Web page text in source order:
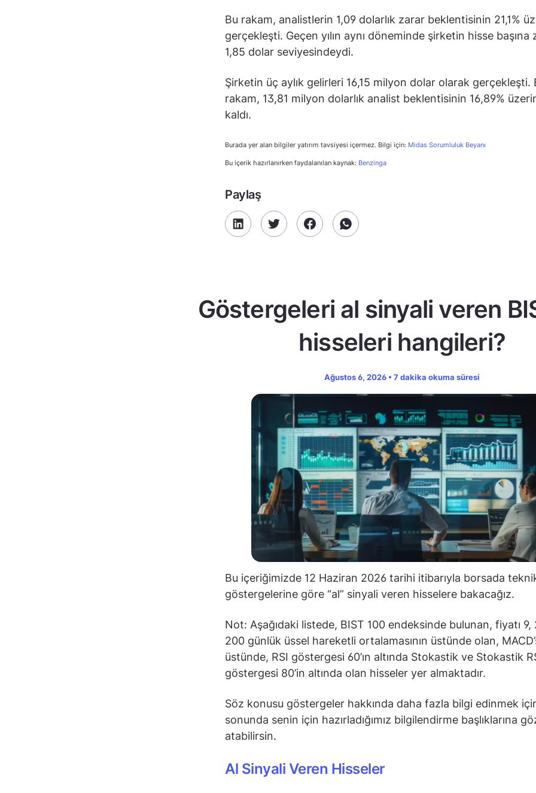
Bu rakam, analistlerin 1,09 dolarlık zarar beklentisinin 21,1%
gerçekleşti. Geçen yılın aynı döneminde şirketin hisse başına
1,85 dolar seviyesindeydi.
Şirketin üç aylık gelirleri 16,15 milyon dolar olarak gerçekleşti.
rakam, 13,81 milyon dolarlık analist beklentisinin 16,89%
kaldı.
Burada yer alan bilgiler yatırım tavsiyesi içermez. Bilgi için: Midas Sorumluluk Beyanı
Bu içerik hazırlanırken faydalanılan kaynak: Benzinga
Paylaş
Göstergeleri al sinyali veren
hisseleri hangileri?
Ağustos 6, 2026 • 7 dakika okuma süresi
Bu içeriğimizde 12 Haziran 2026 tarihi itibarıyla borsada
göstergelerine göre “al” sinyali veren hisselere bakacağız.
Not: Aşağıdaki listede, BIST 100 endeksinde bulunan, fiyatı 9,
200 günlük üssel hareketli ortalamasının üstünde olan,
üstünde, RSI göstergesi 60’ın altında Stokastik ve Stokastik
göstergesi 80’in altında olan hisseler yer almaktadır.
Söz konusu göstergeler hakkında daha fazla bilgi edinmek için
sonunda senin için hazırladığımız bilgilendirme başlıklarına
atabilirsin.
Al Sinyali Veren Hisseler